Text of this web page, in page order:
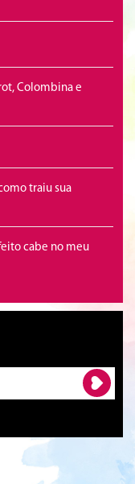
Colombina e
traiu sua
cabe no meu